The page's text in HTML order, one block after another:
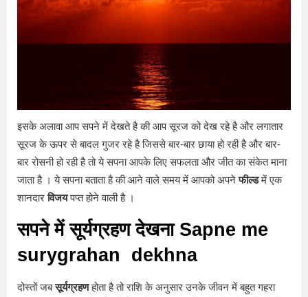
इसके अलावा आप सपने में देखते है की आप सूरज को देख रहे है और लगातार
सूरज के ऊपर से बादल गुजर रहे है जिससे बार-बार छाया हो रही है और बार-
बार रोसनी हो रही है तो ये सपना आपके लिए सफलता और जीत का संकेत माना
जाता है । ये सपना बताता है की आने वाले समय में आपको अपनेफील्डमें एक
शानदारविजयपप्त होने वाली है ।
सपने में सूर्यग्रहण देखना Sapne me
surygrahan dekhna
दोस्तों जबसूर्यग्रहणहोता है तो राशि के अनुसार उनके जीवन में बहुत गहरा